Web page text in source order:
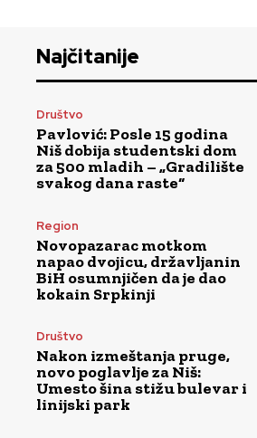
Najčitanije
Društvo
Pavlović: Posle 15 godina
Niš dobija studentski dom
za 500 mladih – „Gradilište
svakog dana raste“
Region
Novopazarac motkom
napao dvojicu, državljanin
BiH osumnjičen da je dao
kokain Srpkinji
Društvo
Nakon izmeštanja pruge,
novo poglavlje za Niš:
Umesto šina stižu bulevar i
linijski park